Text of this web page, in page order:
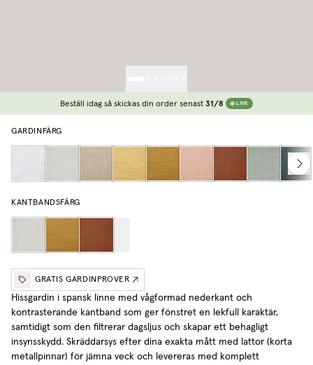
Beställ idag så skickas din order senast 31/8 LIVE
GARDINFÄRG
KANTBANDSFÄRG
GRATIS GARDINPROVER
Hissgardin i spansk linne med vågformad nederkant och
kontrasterande kantband som ger fönstret en lekfull karaktär,
samtidigt som den filtrerar dagsljus och skapar ett behagligt
insynsskydd. Skräddarsys efter dina exakta mått med lattor (korta
metallpinnar) för jämna veck och levereras med komplett